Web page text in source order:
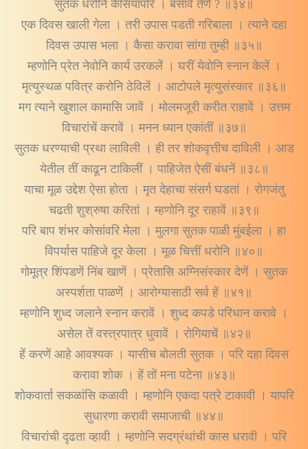
सुतक धरोनि कैसियापरिं । बसावें तेणें ? ॥३४॥
एक दिवस खाली गेला । तरी उपास पडती गरिबाला । त्याने दहा
दिवस उपास भला । कैसा करावा सांगा तुम्ही ॥३५॥
म्हणोनि प्रेत नेवोनि कार्य उरकलें । घरीं येवोनि स्नान केलें ।
मृत्युस्थळ पवित्र करोनि ठेविलें । आटोपले मृत्युसंस्कार ॥३६॥
मग त्याने खुशाल कामासि जावें । मोलमजूरी करीत राहावें । उत्तम
विचारांचें करावें । मनन ध्यान एकांतीं ॥३७॥
सुतक धरण्याची प्रथा लाविली । ही तर शोकवृत्तीच दाविली । आड
येतील तीं काढून टाकिलीं । पाहिजेत ऐसीं बंधनें ॥३८॥
याचा मूळ उद्देश ऐसा होता । मृत देहाचा संसर्ग घडतां । रोगजंतु
चढती शुश्रुषा करितां । म्हणोनि दूर राहावें ॥३९॥
परि बाप शंभर कोसांवरि मेला । मुलगा सुतक पाळी मुंबईला । हा
विपर्यास पाहिजे दूर केला । मूळ चित्तीं धरोनि ॥४०॥
गोमूत्र शिंपडणें निंब खाणें । प्रेतासि अग्निसंस्कार देणें । सुतक
अस्पर्शता पाळणें । आरोग्यासाठी सर्व हें ॥४१॥
म्हणोनि शुध्द जलाने स्नान करावें । शुध्द कपडे परिधान करावे ।
असेल तें वस्त्रपात्र धुवावें । रोगियाचें ॥४२॥
हें करणें आहे आवश्यक । यासीच बोलती सुतक । परि दहा दिवस
करावा शोक । हें तों मना पटेना ॥४३॥
शोकवार्ता सकळांसि कळावी । म्हणोनि एकदा पत्रे टाकावी । यापरि
सुधारणा करावी समाजाची ॥४४॥
विचारांची दृढता व्हावी । म्हणोनि सदग्रंथांची कास धरावी । परि